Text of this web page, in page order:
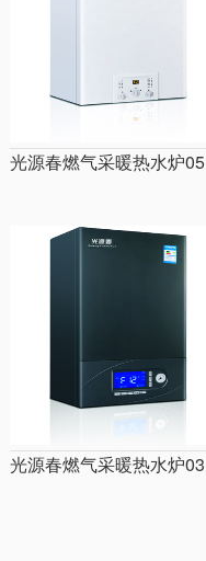
光源春燃气采暖热水炉05
光源春燃气采暖热水炉03